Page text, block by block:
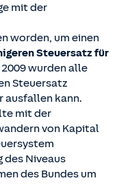
mit der
worden, um einen
Steuersatz für
wurden alle
Steuersatz
ausfallen kann.
mit der
von Kapital
des Niveaus
des Bundes um